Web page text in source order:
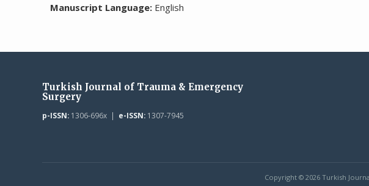
Manuscript Language: English
Turkish Journal of Trauma & Emergency
Surgery
p-ISSN:1306-696x | e-ISSN:1307-7945
Copyright © 2026 Turkish